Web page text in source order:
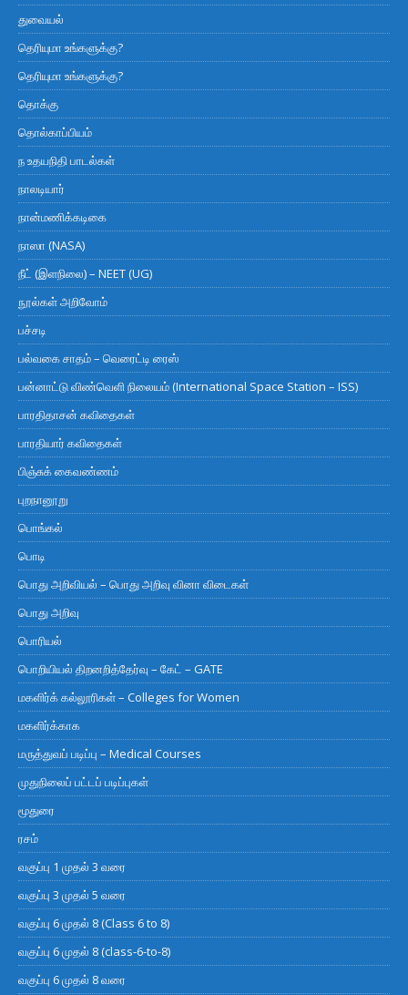
துவையல்
தெரியுமா உங்களுக்கு?
தெரியுமா உங்களுக்கு?
தொக்கு
தொல்காப்பியம்
ந உதயநிதி பாடல்கள்
நாலடியார்
நான்மணிக்கடிகை
நாஸா (NASA)
நீட் (இளநிலை) – NEET (UG)
நூல்கள் அறிவோம்
பச்சடி
பல்வகை சாதம் – வெரைட்டி ரைஸ்
பன்னாட்டு விண்வெளி நிலையம் (International Space Station – ISS)
பாரதிதாசன் கவிதைகள்
பாரதியார் கவிதைகள்
பிஞ்சுக் கைவண்ணம்
புறநானூறு
பொங்கல்
பொடி
பொது அறிவியல் – பொது அறிவு வினா விடைகள்
பொது அறிவு
பொரியல்
பொறியியல் திறனறித்தேர்வு – கேட் – GATE
மகளிர்க் கல்லூரிகள் – Colleges for Women
மகளிர்க்காக
மருத்துவப் படிப்பு – Medical Courses
முதுநிலைப் பட்டப் படிப்புகள்
மூதுரை
ரசம்
வகுப்பு 1 முதல் 3 வரை
வகுப்பு 3 முதல் 5 வரை
வகுப்பு 6 முதல் 8 (Class 6 to 8)
வகுப்பு 6 முதல் 8 (class-6-to-8)
வகுப்பு 6 முதல் 8 வரை